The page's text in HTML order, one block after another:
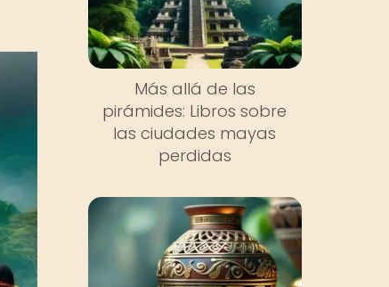
Más allá de las
pirámides: Libros sobre
las ciudades mayas
perdidas